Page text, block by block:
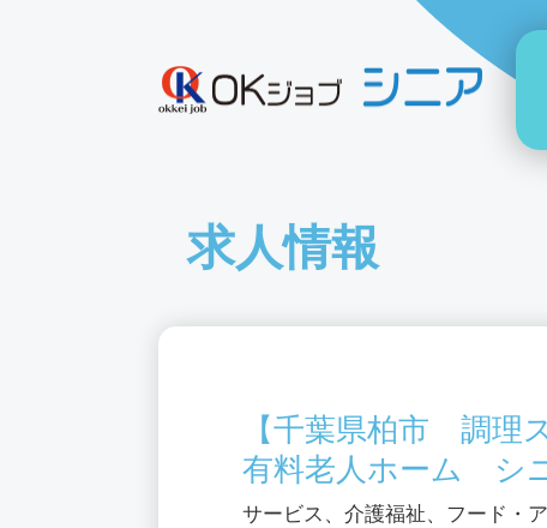
求人情報
【千葉県柏市 調理
有料老人ホーム シ
サービス、介護福祉、フード・